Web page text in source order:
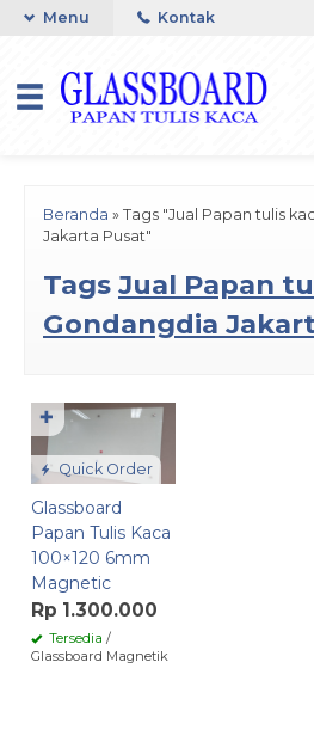
Menu Kontak
Beranda » Tags "Jual Papan tulis
Jakarta Pusat"
Tags Jual Papan
Gondangdia
Quick Order
Glassboard
Papan Tulis Kaca
100×120 6mm
Magnetic
Rp 1.300.000
Tersedia /
Glassboard Magnetik
✚